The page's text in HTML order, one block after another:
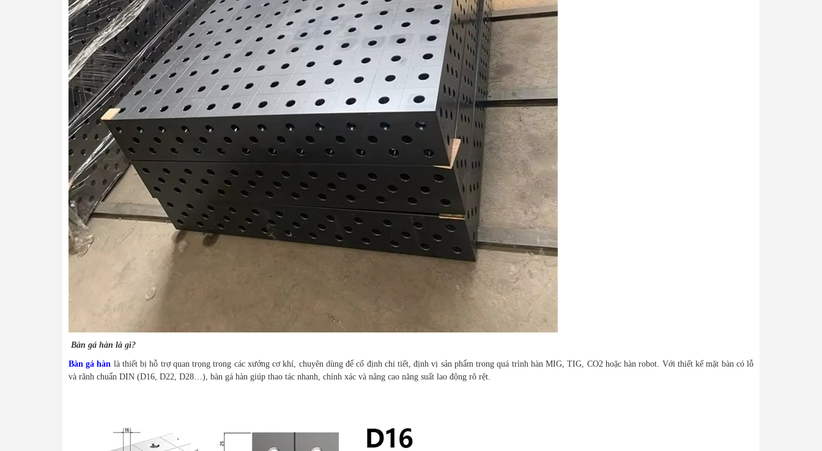
Bàn gá hàn là gì?
Bàn gá hàn là thiết bị hỗ trợ quan trọng trong các xưởng cơ khí, chuyên dùng để cố định chi tiết, định vị sản phẩm trong quá trình hàn MIG, TIG, CO2 hoặc hàn robot. Với thiết kế mặt bàn có lỗ
và rãnh chuẩn DIN (D16, D22, D28…), bàn gá hàn giúp thao tác nhanh, chính xác và nâng cao năng suất lao động rõ rệt.